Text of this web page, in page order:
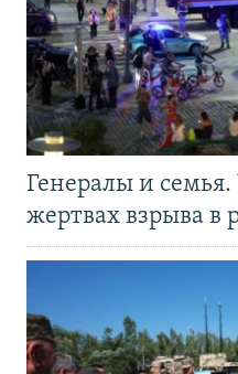
Генералы и семья.
жертвах взрыва в